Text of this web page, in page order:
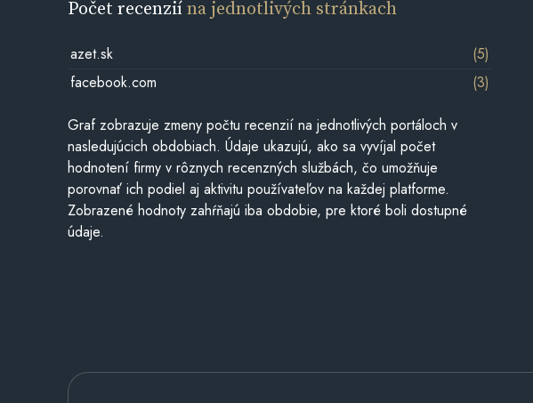
Počet recenziína jednotlivých stránkach
azet.sk
(5)
facebook.com
(3)
Graf zobrazuje zmeny počtu recenzií na jednotlivých portáloch v
nasledujúcich obdobiach. Údaje ukazujú, ako sa vyvíjal počet
hodnotení firmy v rôznych recenzných službách, čo umožňuje
porovnať ich podiel aj aktivitu používateľov na každej platforme.
Zobrazené hodnoty zahŕňajú iba obdobie, pre ktoré boli dostupné
údaje.